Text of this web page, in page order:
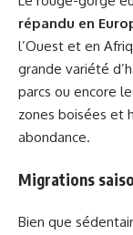
répandu en
l’Ouest et en
grande variété
parcs ou encore
zones boisées et
abondance.
Migrations
Bien que